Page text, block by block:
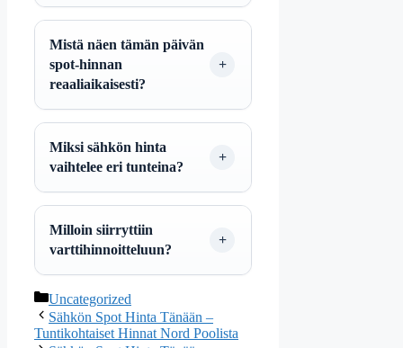
Mistä näen tämän päivän
spot-hinnan
reaaliaikaisesti?
Miksi sähkön hinta
vaihtelee eri tunteina?
Milloin siirryttiin
varttihinnoitteluun?
Categories
Uncategorized
Sähkön Spot Hinta Tänään –
Tuntikohtaiset Hinnat Nord Poolista